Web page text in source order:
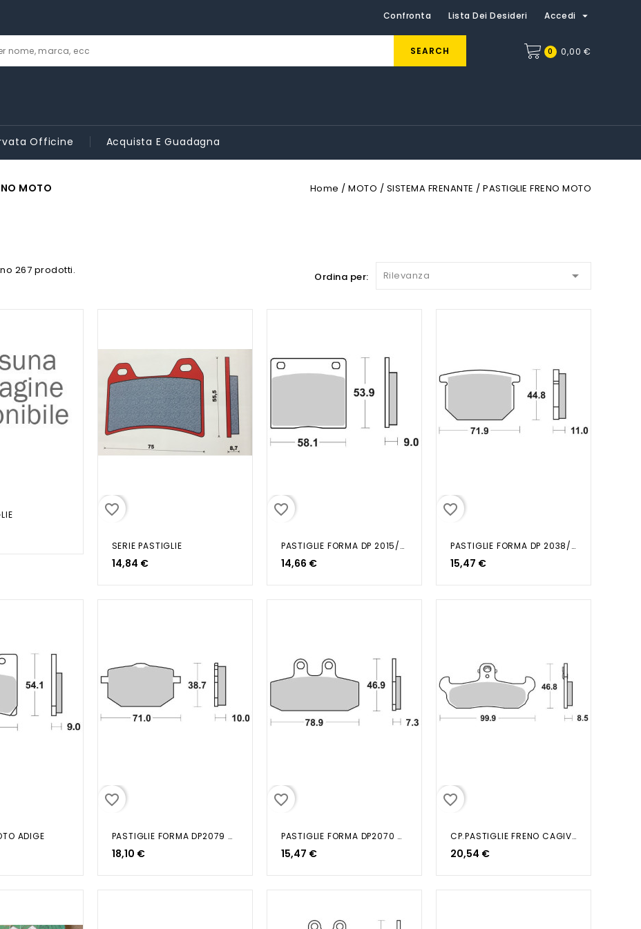
Accedi 
Lista Dei Desideri
Confronta
0 0,00 €
SEARCH
Officine Acquista E Guadagna
MOTO Home MOTO SISTEMA FRENANTE PASTIGLIE FRENO MOTO
267 prodotti.
Ordina per: Rilevanza 
favorite_border
SERIE PASTIGLIE
14,84 €
favorite_border
PASTIGLIE FORMA DP 2015/SGR 656512
14,66 €
favorite_border
PASTIGLIE FORMA DP 2038/SGR 6565340
15,47 €
ADIGE
favorite_border
PASTIGLIE FORMA DP2079 SGR 6565960
18,10 €
favorite_border
PASTIGLIE FORMA DP2070 SGR 6565880
15,47 €
favorite_border
CP.PASTIGLIE FRENO CAGIVA...
20,54 €